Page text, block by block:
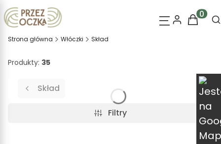
Strona główna Włóczki Skład
Produkty: 35
Skład
Filtry